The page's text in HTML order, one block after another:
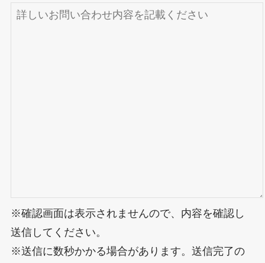
※確認画面は表示されませんので、内容を確認し
送信してください。
※送信に数秒かかる場合があります。送信完了の